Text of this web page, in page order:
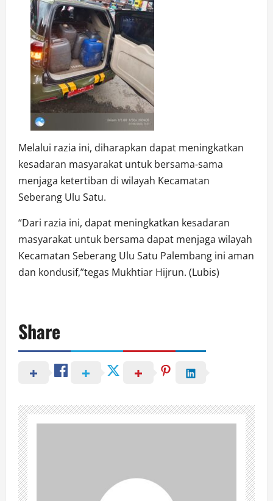
Melalui razia ini, diharapkan dapat meningkatkan
kesadaran masyarakat untuk bersama-sama
menjaga ketertiban di wilayah Kecamatan
Seberang Ulu Satu.
“Dari razia ini, dapat meningkatkan kesadaran
masyarakat untuk bersama dapat menjaga wilayah
Kecamatan Seberang Ulu Satu Palembang ini aman
dan kondusif,”tegas Mukhtiar Hijrun. (Lubis)
Share